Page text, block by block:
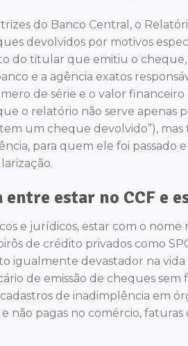
do Banco Central, o
devolvidos por motivos
do titular que emitiu o cheque,
e a agência exatos
de série e o valor
que o relatório não serve
um cheque devolvido”),
para quem ele foi passado
estar no CCF e
e jurídicos, estar com o
de crédito privados como
igualmente devastador na
de emissão de cheques
de inadimplência em
não pagas no comércio,